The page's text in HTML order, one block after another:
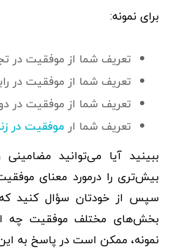
برای نمونه:
تعریف شما از موفقیت در
تعریف شما از موفقیت در
تعریف شما از موفقیت
تعریف شما ار موفقیت در
ببینید آیا می‌توانید
بیش‌تری را درمورد معنای
سپس از خودتان سؤال کنید
بخش‌های مختلف موفقیت چه
نمونه، ممکن است در پاسخ به